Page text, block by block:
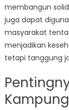
membangun
juga dapat
masyarakat
menjadikan
tetapi tanggung
Kampung